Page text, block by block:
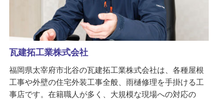
瓦建拓工業株式会社
福岡県太宰府市北谷の瓦建拓工業株式会社は、各種屋根
工事や外壁の住宅外装工事全般、雨樋修理を手掛ける工
事店です。在籍職人が多く、大規模な現場への対応の